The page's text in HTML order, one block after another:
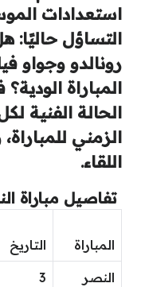
التساؤل حاليًا:
رونالدو وجواو
المباراة الودية؟
الحالة الفنية
الزمني
اللقاء.
تفاصيل مباراة
المباراة التاريخ
النصر
3